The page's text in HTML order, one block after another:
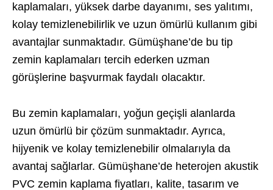
kaplamaları, yüksek darbe dayanımı, ses yalıtımı,
kolay temizlenebilirlik ve uzun ömürlü kullanım gibi
avantajlar sunmaktadır. Gümüşhane’de bu tip
zemin kaplamaları tercih ederken uzman
görüşlerine başvurmak faydalı olacaktır.
Bu zemin kaplamaları, yoğun geçişli alanlarda
uzun ömürlü bir çözüm sunmaktadır. Ayrıca,
hijyenik ve kolay temizlenebilir olmalarıyla da
avantaj sağlarlar. Gümüşhane’de heterojen akustik
PVC zemin kaplama fiyatları, kalite, tasarım ve